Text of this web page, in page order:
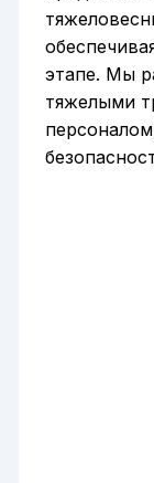
этапе. Мы
тяжелыми